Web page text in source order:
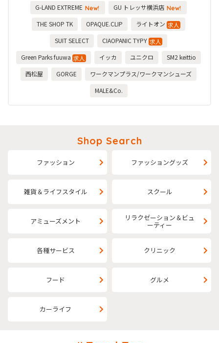
G-LAND EXTREME New! GU トレッサ横浜店 New!
THE SHOP TK OPAQUE.CLIP ライトオン 求人
SUIT SELECT
CIAOPANIC TYPY 求人
Green Parks fuuwa 求人 イッカ ユニクロ
SM2 keittio
西松屋
GORGE
ワークマンプラス/ワークマンシューズ
MALE&Co.
Shop Search
ファッション ファッショングッズ
雑貨＆ライフスタイル スクール
アミューズメント リラクゼーション＆ビュ
ーティー
各種サービス クリニック
フード グルメ
カーライフ